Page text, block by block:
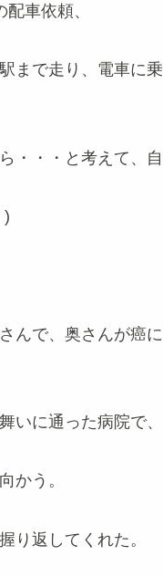
車依頼、
まで走り、電車に
・・・と考えて、自
)
んで、奥さんが癌
いに通った病院で、
かう。
り返してくれた。